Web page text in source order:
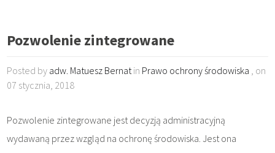
Pozwolenie zintegrowane
Posted by adw. Matuesz Bernatin Prawo ochrony środowiska , on
07 stycznia, 2018
Pozwolenie zintegrowane jest decyzją administracyjną
wydawaną przez wzgląd na ochronę środowiska. Jest ona